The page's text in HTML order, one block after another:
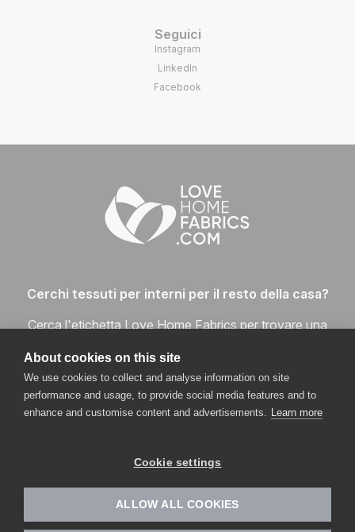
Seguici
Instagram
LinkedIn
Facebook
© 2020 -2026Symphony Mills
Cerchi tessuti per interni per il resto della casa?
Cerca l'etichetta Love Home Fabrics per trovare una
fascia di prezzo e qualità, e goditi un'esperienza di
acquisto completa.
About cookies on this site
We use cookies to collect and analyse information on site
performance and usage, to provide social media features and to
enhance and customise content and advertisements. Learn more
Cookie settings
ALLOW ALL COOKIES